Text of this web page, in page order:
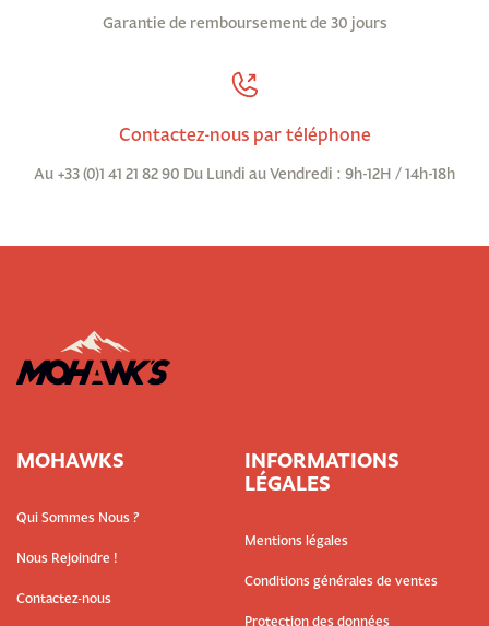
Garantie de remboursement de 30 jours
Contactez-nous par téléphone
Au +33 (0)1 41 21 82 90 Du Lundi au Vendredi : 9h-12H / 14h-18h
MOHAWKS
Qui Sommes Nous ?
Nous Rejoindre !
Contactez-nous
INFORMATIONS
LÉGALES
Mentions légales
Conditions générales de ventes
Protection des données